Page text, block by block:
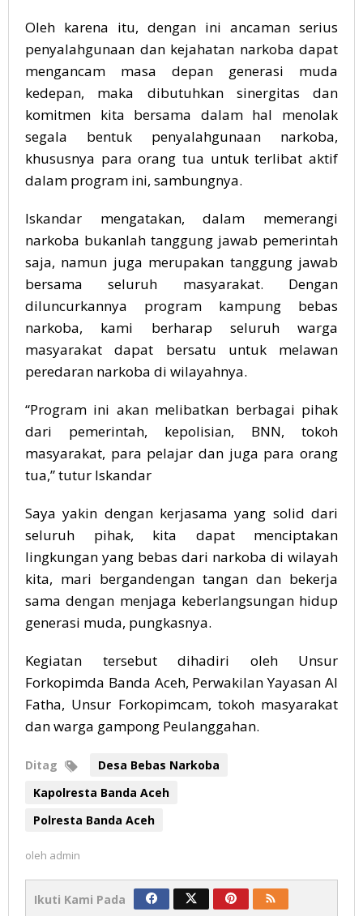
Oleh karena itu, dengan ini ancaman serius
penyalahgunaan dan kejahatan narkoba dapat
mengancam masa depan generasi muda
kedepan, maka dibutuhkan sinergitas dan
komitmen kita bersama dalam hal menolak
segala bentuk penyalahgunaan narkoba,
khususnya para orang tua untuk terlibat aktif
dalam program ini, sambungnya.
Iskandar mengatakan, dalam memerangi
narkoba bukanlah tanggung jawab pemerintah
saja, namun juga merupakan tanggung jawab
bersama seluruh masyarakat. Dengan
diluncurkannya program kampung bebas
narkoba, kami berharap seluruh warga
masyarakat dapat bersatu untuk melawan
peredaran narkoba di wilayahnya.
“Program ini akan melibatkan berbagai pihak
dari pemerintah, kepolisian, BNN, tokoh
masyarakat, para pelajar dan juga para orang
tua,” tutur Iskandar
Saya yakin dengan kerjasama yang solid dari
seluruh pihak, kita dapat menciptakan
lingkungan yang bebas dari narkoba di wilayah
kita, mari bergandengan tangan dan bekerja
sama dengan menjaga keberlangsungan hidup
generasi muda, pungkasnya.
Kegiatan tersebut dihadiri oleh Unsur
Forkopimda Banda Aceh, Perwakilan Yayasan Al
Fatha, Unsur Forkopimcam, tokoh masyarakat
dan warga gampong Peulanggahan.
Ditag
Desa Bebas Narkoba
Kapolresta Banda Aceh
Polresta Banda Aceh
oleh admin
Ikuti Kami Pada